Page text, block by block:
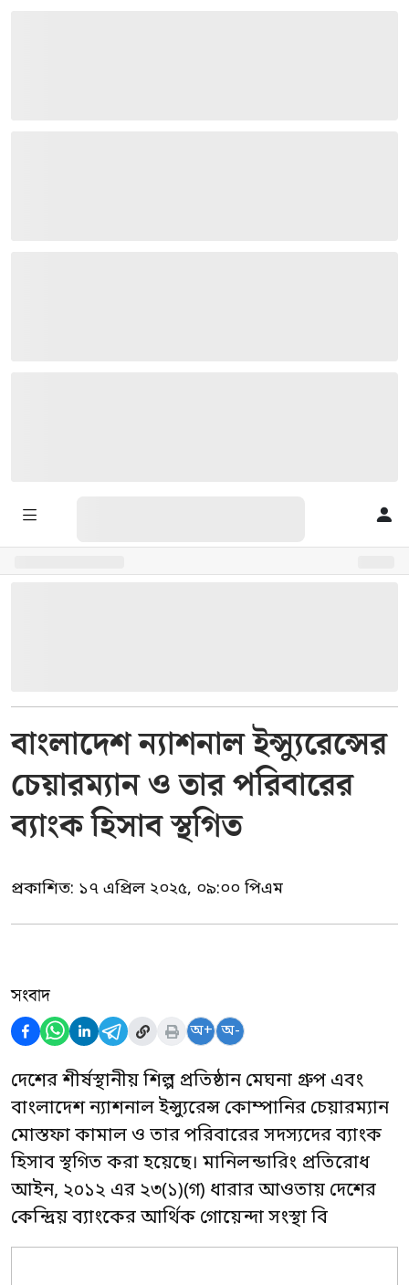
বাংলাদেশ ন্যাশনাল ইন্স্যুরেন্সের
চেয়ারম্যান ও তার পরিবারের
ব্যাংক হিসাব স্থগিত
প্রকাশিত: ১৭ এপ্রিল ২০২৫, ০৯:০০ পিএম
সংবাদ
অ+ অ-
দেশের শীর্ষস্থানীয় শিল্প প্রতিষ্ঠান মেঘনা গ্রুপ এবং
বাংলাদেশ ন্যাশনাল ইন্স্যুরেন্স কোম্পানির চেয়ারম্যান
মোস্তফা কামাল ও তার পরিবারের সদস্যদের ব্যাংক
হিসাব স্থগিত করা হয়েছে। মানিলন্ডারিং প্রতিরোধ
আইন, ২০১২ এর ২৩(১)(গ) ধারার আওতায় দেশের
কেন্দ্রিয় ব্যাংকের আর্থিক গোয়েন্দা সংস্থা বি